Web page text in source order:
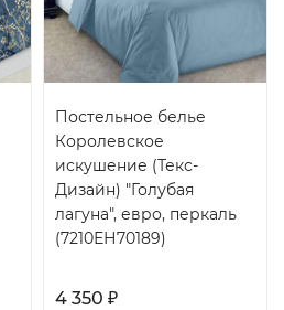
Постельное белье
Королевское
искушение (Текс-
Дизайн) "Голубая
лагуна", евро, перкаль
(7210ЕН70189)
4 350 ₽